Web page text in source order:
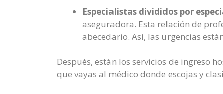
Especialistas divididos por
aseguradora. Esta relación de
abecedario. Así, las urgencias
Después, están los servicios de ingreso
que vayas al médico donde escojas y